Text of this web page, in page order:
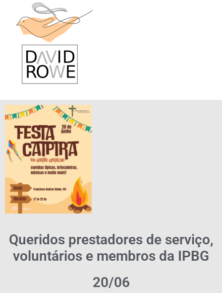
Queridos prestadores de serviço,
voluntários e membros da IPBG
20/06